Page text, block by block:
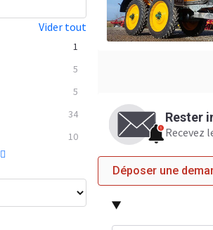
Vider tout
1
5
5
34
10
Rester
Recevez
Déposer une